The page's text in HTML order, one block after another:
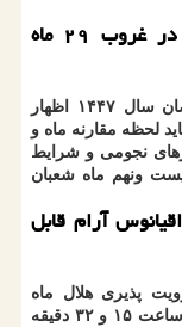
غروب ۲۹ ماه
وی درباره ی پیش بینی رویت هلال ماه رمضان سال ۱۴۴۷ اظهار
لحظه مقارنه ماه و
نجومی و شرایط
ونهم ماه شعبان
آرام قابل
پذیری هلال ماه
رمضان امسال اشاره نمود و اظهار داشت: در ساعت ۱۵ و ۳۲ دقیقه